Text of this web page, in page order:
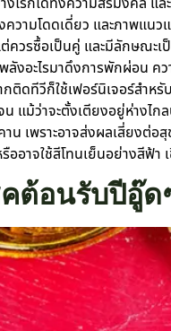
ามโดดเดี่ยว และภาพแนว
วรซื้อเป็นคู่ และมีลักษณะ
อะไรมาดึงการพักผ่อน ค
ติดทีวีก็ใช้เฟอร์นิเจอร์สำ
น แม้ว่าจะตั้งเตียงอยู่ห่าง
เพราะอาจส่งผลเสี่ยงต่
ออาจใช้สีโทนเย็นอย่างสีฟ้
ต้อนรับปีอู๊ด